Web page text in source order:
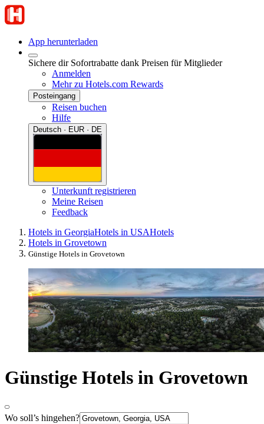
App herunterladen
Sichere dir Sofortrabatte dank Preisen für Mitglieder
Anmelden
Mehr zu Hotels.com Rewards
Posteingang
Reisen buchen
Hilfe
Deutsch · EUR · DE
Unterkunft registrieren
Meine Reisen
Feedback
Hotels in GeorgiaHotels in USAHotels
Hotels in Grovetown
Günstige Hotels in Grovetown
Günstige Hotels in Grovetown
Wo soll’s hingehen?